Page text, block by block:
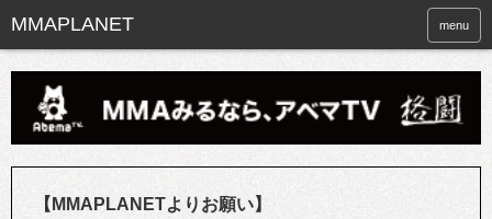
menu
【MMAPLANETよりお願い】